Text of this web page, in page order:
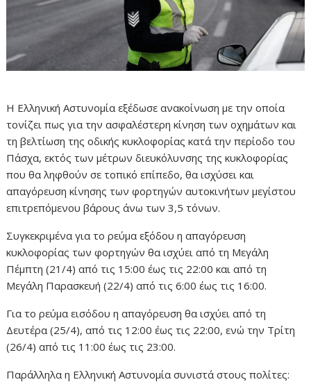
H Ελληνική Αστυνομία εξέδωσε ανακοίνωση με την οποία
τονίζει πως για την ασφαλέστερη κίνηση των οχημάτων και
τη βελτίωση της οδικής κυκλοφορίας κατά την περίοδο του
Πάσχα, εκτός των μέτρων διευκόλυνσης της κυκλοφορίας
που θα ληφθούν σε τοπικό επίπεδο, θα ισχύσει και
απαγόρευση κίνησης των φορτηγών αυτοκινήτων μεγίστου
επιτρεπόμενου βάρους άνω των 3,5 τόνων.
Συγκεκριμένα για το ρεύμα εξόδου η απαγόρευση
κυκλοφορίας των φορτηγών θα ισχύει από τη Μεγάλη
Πέμπτη (21/4) από τις 15:00 έως τις 22:00 και από τη
Μεγάλη Παρασκευή (22/4) από τις 6:00 έως τις 16:00.
Για το ρεύμα εισόδου η απαγόρευση θα ισχύει από τη
Δευτέρα (25/4), από τις 12:00 έως τις 22:00, ενώ την Τρίτη
(26/4) από τις 11:00 έως τις 23:00.
Παράλληλα η Ελληνική Αστυνομία συνιστά στους πολίτες: